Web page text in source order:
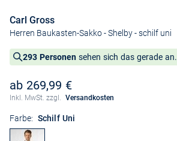
Carl Gross
Herren Baukasten-Sakko - Shelby- schilf uni
293 Personen sehen sich das gerade an.
ab 269,99 €
Inkl. MwSt. zzgl. Versandkosten
Farbe: Schilf Uni